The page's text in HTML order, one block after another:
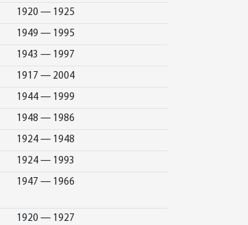
1920 — 1925
1949 — 1995
1943 — 1997
1917 — 2004
1944 — 1999
1948 — 1986
1924 — 1948
1924 — 1993
1947 — 1966
1920 — 1927